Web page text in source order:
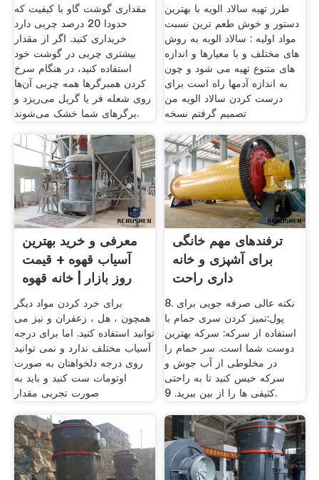
مقداری گوشت گاو با کیفیت که
حدودا 20 درصد چربی دارد
خریداری کنید. اگر از مقدار
بیشتری چربی در گوشت خود
استفاده کنید، در هنگام سرخ
کردن همبرگرها همه چربی آن‌ها
روی شعله فر یا گریل می‌ریزد و
برگرهای شما خشک می‌شوند.
طرز تهیه سالاد الویه با بهترین
دستور و خوش طعم ترین نسبت
مواد اولیه : سالاد الویه به روش
های مختلف و با معیارها و اندازه
های متنوع تهیه می شود و چون
به اندازه آدمها راه است برای
درست کردن سالاد الویه من
تصمیم گرفتم نسخه
معرفی و خرید بهترین
آسیاب قهوه + قیمت
روز بازار | خانه قهوه
برای خرد کردن مواد دیگر
همچون ، هل ، زعفران و نیز می
توانید استفاده کنید. اما برای درجه
آسیاب مختلف ندارد و نمی توانید
روی درجه دلخواهتان به صورت
اوتومات ست کنید و باید به
صورت تجربی مقدار
ترفندهای مهم خانگی
برای آشپزی و خانه
داری راحت
8. نکته عالی صرفه جویی برای
پول:تمیز کردن سری حمام با
استفاده از سرکه: سرکه بهترین
دوست شما است. سر حمام را
در مخلوطی از آب جوش و
سرکه خیس کنید تا به راحتی
کثیفی ها را از بین ببرید. 9.